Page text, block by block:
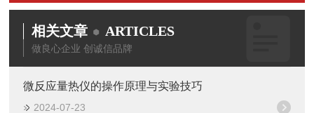
相关文章 ARTICLES
做良心企业 创诚信品牌
微反应量热仪的操作原理与实验技巧
2024-07-23